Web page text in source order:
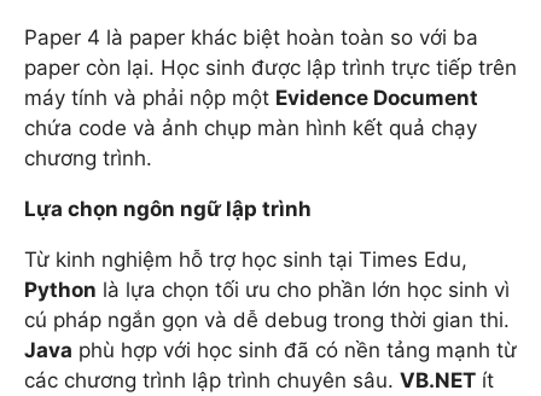
Paper 4 là paper khác biệt hoàn toàn so với ba
paper còn lại. Học sinh được lập trình trực tiếp trên
máy tính và phải nộp một Evidence Document
chứa code và ảnh chụp màn hình kết quả chạy
chương trình.
Lựa chọn ngôn ngữ lập trình
Từ kinh nghiệm hỗ trợ học sinh tại Times Edu,
Python là lựa chọn tối ưu cho phần lớn học sinh vì
cú pháp ngắn gọn và dễ debug trong thời gian thi.
Java phù hợp với học sinh đã có nền tảng mạnh từ
các chương trình lập trình chuyên sâu. VB.NET ít